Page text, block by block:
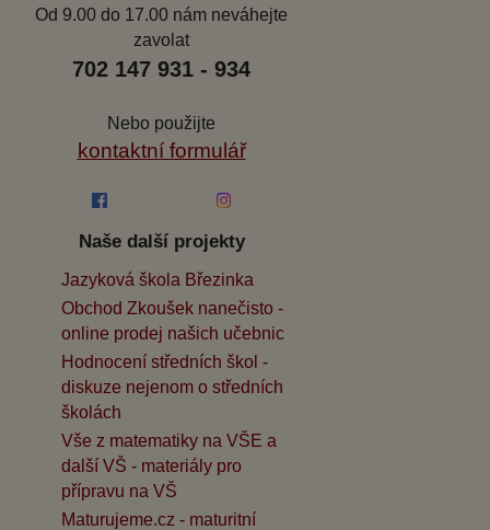
Od 9.00 do 17.00 nám neváhejte
zavolat
702 147 931 - 934
Nebo použijte
kontaktní formulář
Naše další projekty
Jazyková škola Březinka
Obchod Zkoušek nanečisto -
online prodej našich učebnic
Hodnocení středních škol -
diskuze nejenom o středních
školách
Vše z matematiky na VŠE a
další VŠ - materiály pro
přípravu na VŠ
Maturujeme.cz - maturitní